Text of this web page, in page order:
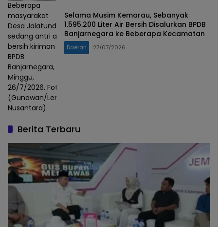
Beberapa
masyarakat
Desa Jalatunda
sedang antri air
bersih kiriman
BPDB
Banjarnegara,
Minggu,
26/7/2026. Foto :
(Gunawan/Lensa
Nusantara).
Selama Musim Kemarau, Sebanyak
1.595.200 Liter Air Bersih Disalurkan BPDB
Banjarnegara ke Beberapa Kecamatan
Daerah 27/07/2026
Berita Terbaru